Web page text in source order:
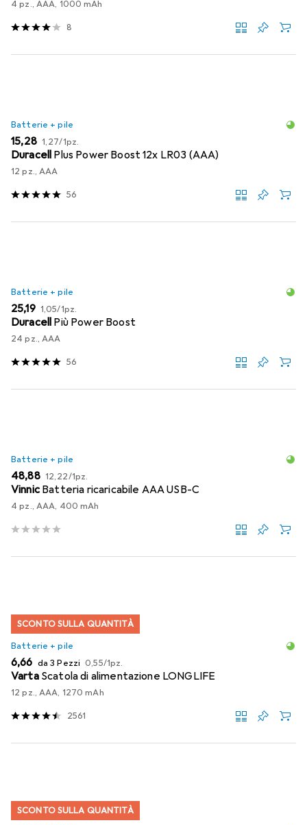
4 pz., AAA, 1000 mAh
8
Batterie + pile
EUR
15,28 EUR
1,27/1pz.
Duracell Plus Power Boost 12x LR03 (AAA)
12 pz., AAA
56
Batterie + pile
EUR
25,19 EUR
1,05/1pz.
Duracell Più Power Boost
24 pz., AAA
56
Batterie + pile
EUR
48,88 EUR
12,22/1pz.
Vinnic Batteria ricaricabile AAA USB-C
4 pz., AAA, 400 mAh
SCONTO SULLA QUANTITÀ
Batterie + pile
EUR
6,66 da 3 Pezzi EUR
0,55/1pz.
Varta Scatola di alimentazione LONGLIFE
12 pz., AAA, 1270 mAh
2561
SCONTO SULLA QUANTITÀ